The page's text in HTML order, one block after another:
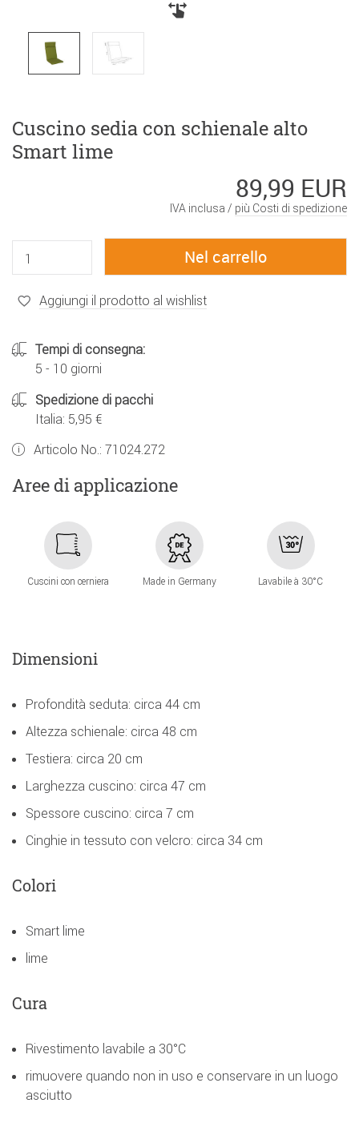
Cuscino sedia con schienale alto
Smart lime
89,99 EUR
IVA inclusa / più Costi di spedizione
Aggiungi il prodotto al wishlist
Tempi di consegna:
5 - 10 giorni
Spedizione di pacchi
Italia: 5,95 €
Articolo No.: 71024.272
Aree di applicazione
Cuscini con cerniera Made in Germany Lavabile à 30°C
Dimensioni
Profondità seduta: circa 44 cm
Altezza schienale: circa 48 cm
Testiera: circa 20 cm
Larghezza cuscino: circa 47 cm
Spessore cuscino: circa 7 cm
Cinghie in tessuto con velcro: circa 34 cm
Colori
Smart lime
lime
Cura
Rivestimento lavabile a 30°C
rimuovere quando non in uso e conservare in un luogo
asciutto